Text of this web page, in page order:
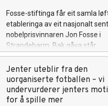
Fosse-stiftinga får eit samla
etableringa av eit nasjonalt
nobelprisvinnaren Jon Fosse i
Strandebarm. Bak gåva står
Sparebanken Norge,
Sparebankstiftelsen
Norge, Vest, Hardangerstiftinga
næringslivsleiaren Trond Mohn.
Jenter uteblir fra den
uorganiserte fotballen – vi
undervurderer jenters
for å spille mer